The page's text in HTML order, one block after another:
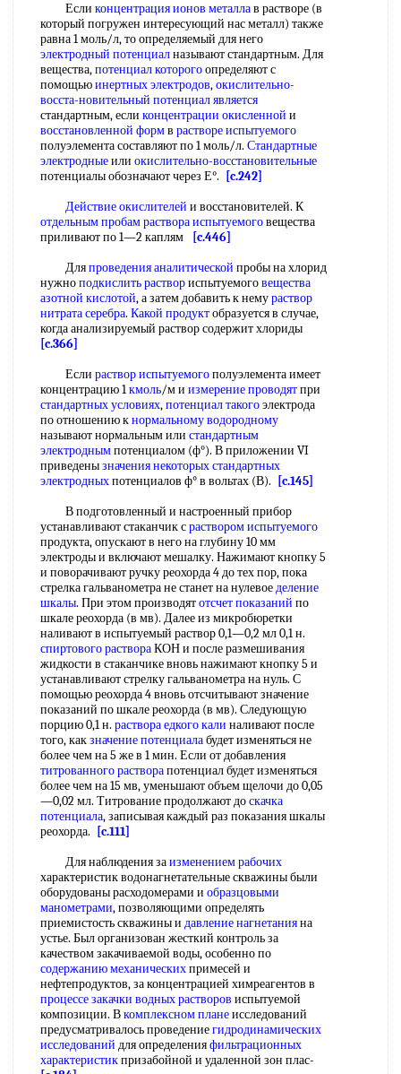
Если концентрация ионов металлав растворе (в
который погружен интересующий нас металл) также
равна 1 моль/л, то определяемый для него
электродный потенциалназывают стандартным. Для
вещества,потенциал которогоопределяют с
помощьюинертных электродов,окислительно-
восста-новительный потенциал является
стандартным, если концентрации окисленной и
восстановленной формв растворе испытуемого
полуэлемента составляют по 1 моль/л. Стандартные
электродныеили окислительно-восстановительные
потенциалы обозначают через Е°.
[c.242]
Действие окислителей и восстановителей. К
отдельным пробамраствора испытуемоговещества
приливают по 1—2 каплям
[c.446]
Дляпроведения аналитической пробы на хлорид
нужноподкислить раствориспытуемоговещества
азотной кислотой, а затем добавить к немураствор
нитрата серебра. Какой продуктобразуется в случае,
когда анализируемый раствор содержит хлориды
[c.366]
Если раствор испытуемогополуэлемента имеет
концентрацию 1кмоль/м и измерение проводятпри
стандартных условиях,потенциал такогоэлектрода
по отношению кнормальному водородному
называют нормальным или стандартным
электроднымпотенциалом (ф°). В приложении VI
приведенызначения некоторыхстандартных
электродныхпотенциалов ф° в вольтах (В).
[c.145]
В подготовленный и настроенный прибор
устанавливают стаканчик сраствором испытуемого
продукта, опускают в него на глубину 10 мм
электроды и включают мешалку. Нажимают кнопку 5
и поворачивают ручку реохорда 4 до тех пор, пока
стрелка гальванометра не станет на нулевоеделение
шкалы. При этом производятотсчет показаний по
шкале реохорда (в мв). Далее из микробюретки
наливают в испытуемый раствор 0,1—0,2 мл 0,1 н.
спиртового раствораКОН и после размешивания
жидкости в стаканчике вновь нажимают кнопку 5 и
устанавливают стрелку гальванометра на нуль. С
помощью реохорда 4 вновь отсчитывают значение
показаний по шкале реохорда (в мв). Следующую
порцию 0,1 н. раствора едкого кали наливают после
того, какзначение потенциалабудет изменяться не
более чем на 5 же в 1 мин. Если от добавления
титрованного растворапотенциал будет изменяться
более чем на 15 мв, уменьшают объем щелочи до 0,05
—0,02 мл. Титрование продолжают доскачка
потенциала, записывая каждый раз показания шкалы
реохорда.
[c.111]
Для наблюдения заизменением рабочих
характеристик водонагнетательные скважины были
оборудованы расходомерами и образцовыми
манометрами, позволяющими определять
приемистость скважины и давление нагнетанияна
устье. Был организован жесткий контроль за
качеством закачиваемой воды, особенно по
содержанию механическихпримесей и
нефтепродуктов, за концентрацией химреагентов в
процессе закачки водных растворов испытуемой
композиции. Вкомплексном планеисследований
предусматривалось проведениегидродинамических
исследований для определенияфильтрационных
характеристикпризабойной и удаленной зон плас-